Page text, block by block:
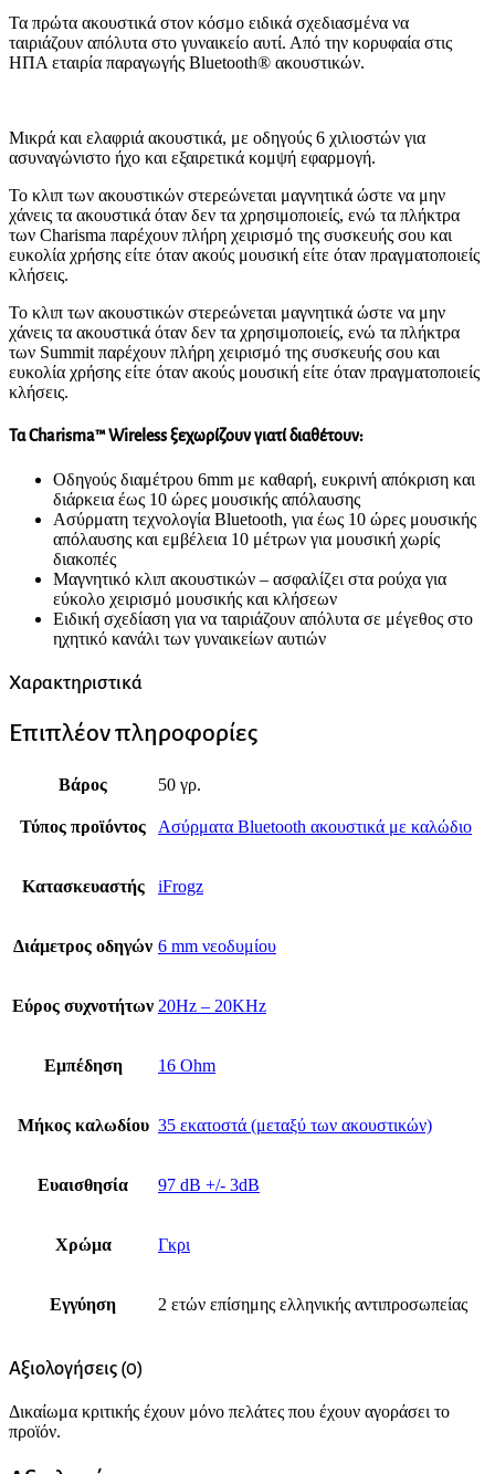
Τα πρώτα ακουστικά στον κόσμο ειδικά σχεδιασμένα να
ταιριάζουν απόλυτα στο γυναικείο αυτί. Από την κορυφαία στις
ΗΠΑ εταιρία παραγωγής Bluetooth® ακουστικών.
Μικρά και ελαφριά ακουστικά, με οδηγούς 6 χιλιοστών για
ασυναγώνιστο ήχο και εξαιρετικά κομψή εφαρμογή.
Το κλιπ των ακουστικών στερεώνεται μαγνητικά ώστε να μην
χάνεις τα ακουστικά όταν δεν τα χρησιμοποιείς, ενώ τα πλήκτρα
των Charisma παρέχουν πλήρη χειρισμό της συσκευής σου και
ευκολία χρήσης είτε όταν ακούς μουσική είτε όταν πραγματοποιείς
κλήσεις.
Το κλιπ των ακουστικών στερεώνεται μαγνητικά ώστε να μην
χάνεις τα ακουστικά όταν δεν τα χρησιμοποιείς, ενώ τα πλήκτρα
των Summit παρέχουν πλήρη χειρισμό της συσκευής σου και
ευκολία χρήσης είτε όταν ακούς μουσική είτε όταν πραγματοποιείς
κλήσεις.
ΤαCharisma™Wirelessξεχωρίζουν γιατί διαθέτουν:
Οδηγούς διαμέτρου 6mm με καθαρή, ευκρινή απόκριση και
διάρκεια έως 10 ώρες μουσικής απόλαυσης
Ασύρματη τεχνολογία Bluetooth, για έως 10 ώρες μουσικής
απόλαυσης και εμβέλεια 10 μέτρων για μουσική χωρίς
διακοπές
Μαγνητικό κλιπ ακουστικών – ασφαλίζει στα ρούχα για
εύκολο χειρισμό μουσικής και κλήσεων
Ειδική σχεδίαση για να ταιριάζουν απόλυτα σε μέγεθος στο
ηχητικό κανάλι των γυναικείων αυτιών
Χαρακτηριστικά
Επιπλέον πληροφορίες
Βάρος 50 γρ.
Τύπος προϊόντος Ασύρματα Bluetooth ακουστικά με καλώδιο
Κατασκευαστής iFrogz
Διάμετρος οδηγών 6 mm νεοδυμίου
Εύρος συχνοτήτων 20Hz – 20KHz
Εμπέδηση 16 Ohm
Μήκος καλωδίου 35 εκατοστά (μεταξύ των ακουστικών)
Ευαισθησία 97 dB +/- 3dB
Χρώμα Γκρι
Εγγύηση 2 ετών επίσημης ελληνικής αντιπροσωπείας
Αξιολογήσεις (0)
Δικαίωμα κριτικής έχουν μόνο πελάτες που έχουν αγοράσει το
προϊόν.